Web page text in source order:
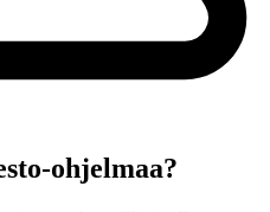
ohjelmaa?